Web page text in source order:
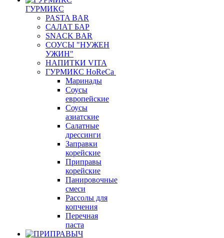
ГУРМИКС
PASTA BAR
САЛАТ БАР
SNACK BAR
СОУСЫ "НУЖЕН
УЖИН"
НАПИТКИ VITA
ГУРМИКС HoReCa
Маринады
Соусы
европейские
Соуcы
азиатские
Салатные
дрессинги
Заправки
корейские
Приправы
корейские
Панировочные
смеси
Рассолы для
копчения
Перечная
паста